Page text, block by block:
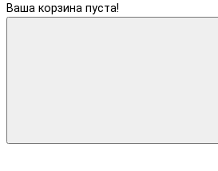
Ваша корзина пуста!